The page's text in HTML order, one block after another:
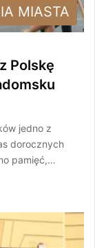
MIASTA
Polskę
jedno z
dorocznych
pamięć,…